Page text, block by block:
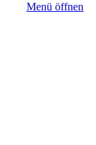
Menü öffnen